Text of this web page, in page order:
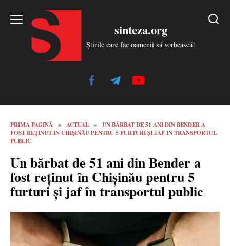
sinteza.org
Știrile care fac oamenii să vorbească!
PRIMA PAGINĂ » ACTUAL »
UN BĂRBAT DE 51 ANI DIN BENDER A
FOST REȚINUT ÎN CHIȘINĂU PENTRU 5 FURTURI ȘI JAF ÎN TRANSPORTUL
PUBLIC
Un bărbat de 51 ani din Bender a
fost reținut în Chișinău pentru 5
furturi și jaf în transportul public